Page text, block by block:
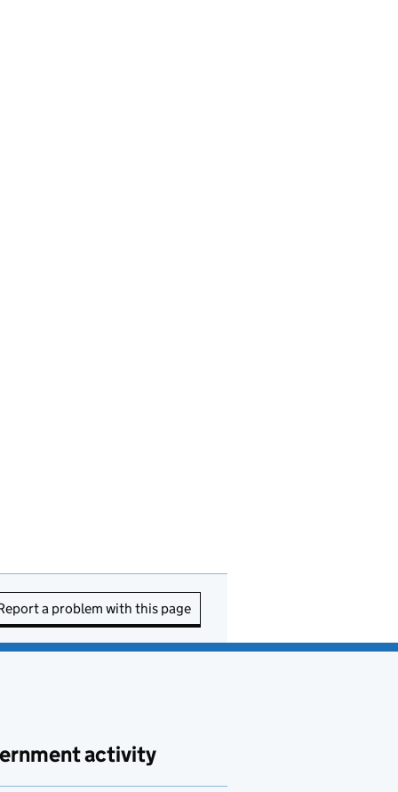
a problem with this page
activity